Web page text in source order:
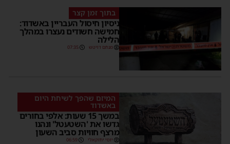
בתוך זמן קצר
ניסיון חיסול העבריין באשדוד:
חמישה חשודים נעצרו במהלך
הלילה
מנחם דויטש 07:35
המיזם שהפך לשיחת היום
באשדוד
במשך 15 שעות: אלפי בחורים
גדשו את 'השטעטל' ונהנו
מרצף חוויות סביב השעון
יוסי יחזקאלי 06:59